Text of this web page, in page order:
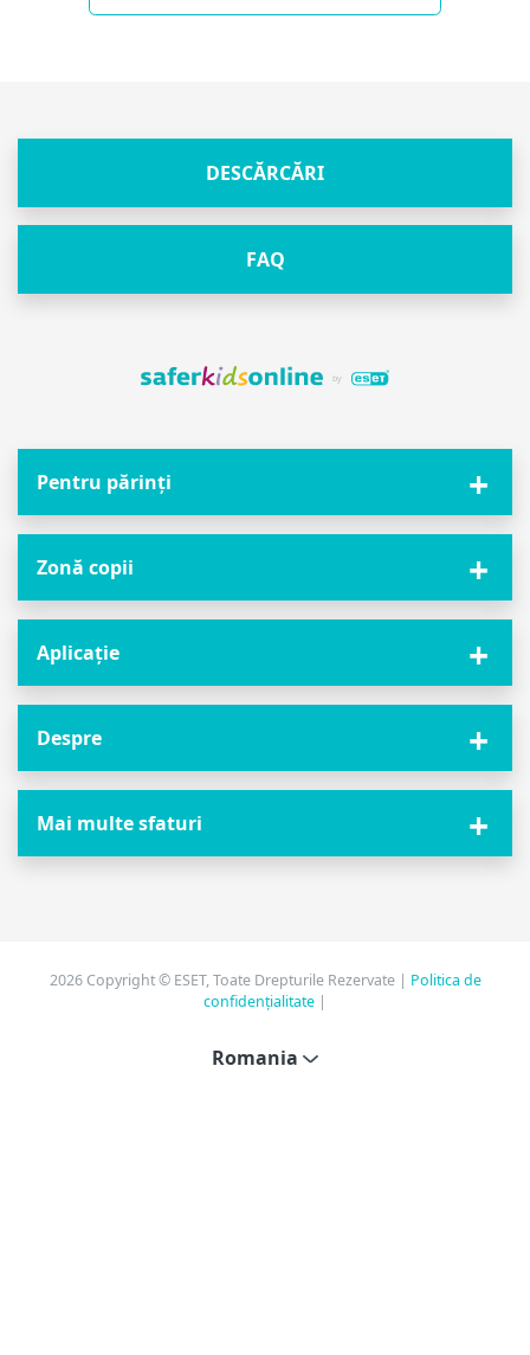
DESCĂRCĂRI
FAQ
Pentru părinți
Zonă copii
Aplicație
Despre
Mai multe sfaturi
2026 Copyright © ESET, Toate Drepturile Rezervate | Politica de
confidențialitate |
Romania